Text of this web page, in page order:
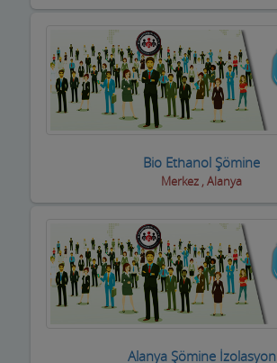
Bar Disko Cafe
Basın ve Medya
Bebek ve Çocuk Mağazası
Berberler
Beyaz Eşya Mağazaları
Beyaz Eşya Teknik Servisler
Bio Ethanol Şömine
Merkez , Alanya
Alanya Şömine İzolasyon